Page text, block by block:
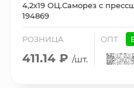
4,2х19 ОЦ.Саморез с
194869
РОЗНИЦА
411.14 ₽ /шт.
ОПТ